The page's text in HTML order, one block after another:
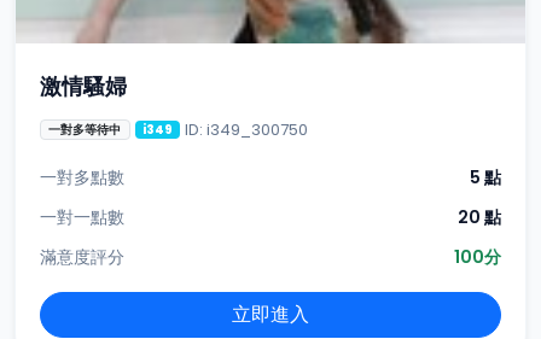
激情騷婦
一對多等待中 i349 ID: i349_300750
一對多點數
5 點
一對一點數
20 點
滿意度評分
100分
立即進入